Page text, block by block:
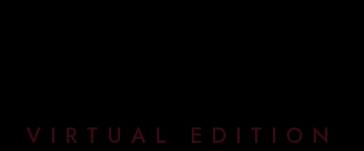
VIRTUAL EDITION